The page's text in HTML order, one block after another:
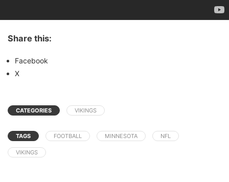
Share this:
Facebook
X
CATEGORIES VIKINGS
TAGS FOOTBALL MINNESOTA NFL
VIKINGS